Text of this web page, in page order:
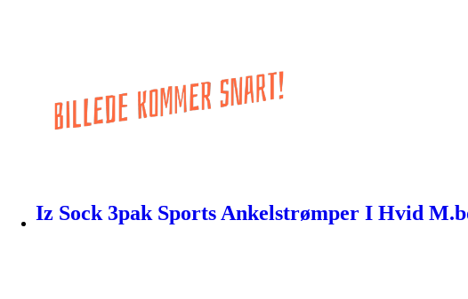
Iz Sock 3pak Sports Ankelstrømper I Hvid